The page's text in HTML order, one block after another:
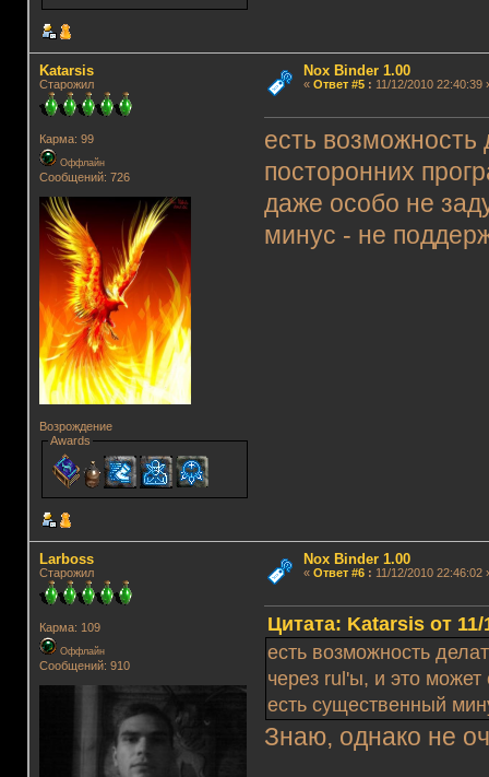
Katarsis
Старожил
Карма: 99
Оффлайн
Сообщений: 726
Возрождение
Awards
Nox Binder 1.00
« Ответ #5: 11/12/2010 22:40:39
есть
посторонних
даже особо не
минус - не
Lаrboss
Старожил
Карма: 109
Оффлайн
Сообщений: 910
Nox Binder 1.00
« Ответ #6: 11/12/2010 22:46:02
Цитата: Katarsis от 11/
есть возможность
через rul'ы, и это
есть существенный
Знаю, однако не